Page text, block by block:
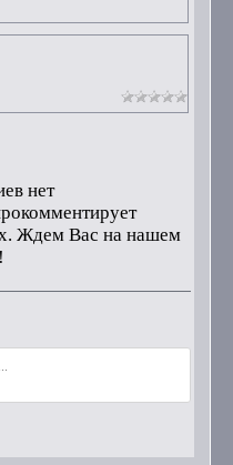
нет
Ждем Вас на нашем